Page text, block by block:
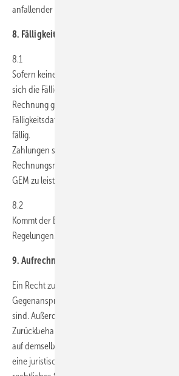
anfallender Versand- und Verpackungskosten.
8. Fälligkeit und Zahlung; Verzug
8.1
Sofern keine besonderen Zahlungsziele
sich die Fälligkeit der geschuldeten Zahlungen
Rechnung genannten Fälligkeitsdatum. Ist in
Fälligkeitsdatum angegeben, sind Zahlungen
fällig.
Zahlungen sind jeweils ohne Abzüge und unter
Rechnungsnummer auf das in der Rechnung
GEM zu leisten.
8.2
Kommt der Besteller in Zahlungsverzug, so
Regelungen.
9. Aufrechnung; Zurückbehaltung
Ein Recht zur Aufrechnung steht dem Besteller
Gegenansprüche rechtskräftig festgestellt oder
sind. Außerdem ist der Besteller zur Ausübung
Zurückbehaltungsrechts nur insoweit befugt,
auf demselben Vertragsverhältnis beruht. Ist
eine juristische Person des öffentlichen Rechts